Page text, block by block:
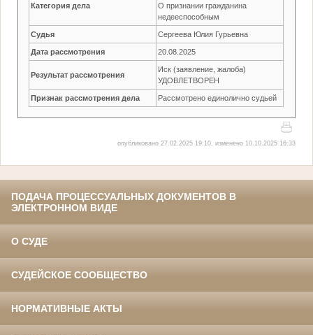
Категория дела
О признании гражданина
недееспособным
Судья Сергеева Юлия Гурьевна
Дата рассмотрения 20.08.2025
Результат рассмотрения
Иск (заявление, жалоба)
УДОВЛЕТВОРЕН
Признак рассмотрения дела Рассмотрено единолично судьей
опубликовано 27.02.2025 19:10, изменено 10.10.2025 16:33
ПОДАЧА ПРОЦЕССУАЛЬНЫХ ДОКУМЕНТОВ В
ЭЛЕКТРОННОМ ВИДЕ
О СУДЕ
СУДЕЙСКОЕ СООБЩЕСТВО
НОРМАТИВНЫЕ АКТЫ